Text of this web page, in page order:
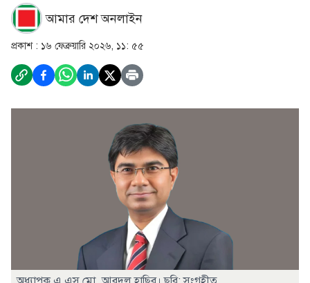
আমার দেশ অনলাইন
প্রকাশ : ১৬ ফেব্রুয়ারি ২০২৬, ১১: ৫৫